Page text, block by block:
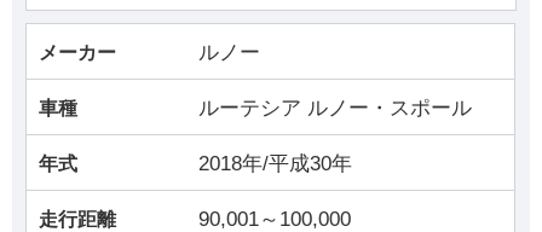
メーカー ルノー
車種 ルーテシア ルノー・スポール
年式 2018年/平成30年
走行距離 90,001～100,000